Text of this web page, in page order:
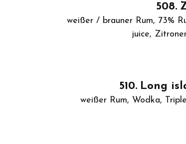
508
weißer / brauner Rum, 73%
juice,
510 Long
weißer Rum, Wodka,